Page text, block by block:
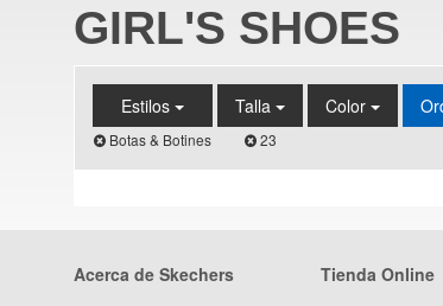
GIRL'S SHOES
Estilos
Botas & Botines
Talla
23
Color
Acerca de Skechers Tienda Online